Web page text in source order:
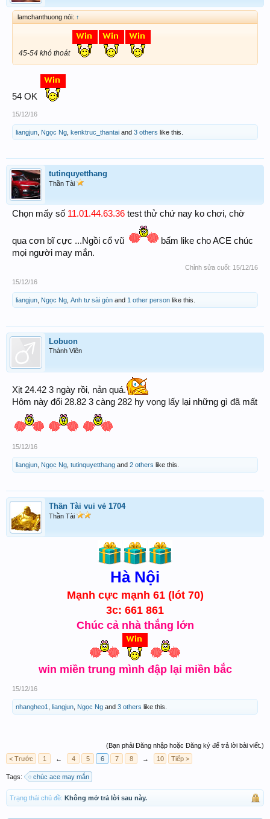
lamchanthuong nói: ↑
45-54 khó thoát
54 OK
15/12/16
liangjun Ngọc Ng kenktruc_thantai and 3 others like this.
tutinquyetthang
Thần Tài
Chọn mấy số 11.01.44.63.36 test thử chứ nay ko chơi, chờ
qua cơn bĩ cực ...Ngồi cổ vũ
bấm like cho ACE chúc
mọi người may mắn.
Chỉnh sửa cuối: 15/12/16
15/12/16
liangjun Ngọc Ng Anh tư sài gòn and 1 other person like this.
Lobuon
Thành Viên
Xịt 24.42 3 ngày rồi, nản quá.
Hôm này đổi 28.82 3 càng 282 hy vọng lấy lại những gì đã mất
15/12/16
liangjun Ngọc Ng tutinquyetthang and 2 others like this.
Thần Tài vui vẻ 1704
Thần Tài
Hà Nội
Mạnh cực mạnh 61 (lót 70)
3c: 661 861
Chúc cả nhà thắng lớn
win miền trung mình đập lại miền bắc
15/12/16
nhangheo1 liangjun Ngọc Ng and 3 others like this.
(Bạn phải Đăng nhập hoặc Đăng ký để trả lời bài viết.)
< Trước
1 ← 4 5 6 7 8 → 10 Tiếp >
Tags: chúc ace may mắn
Trạng thái chủ đề: Không mở trả lời sau này.